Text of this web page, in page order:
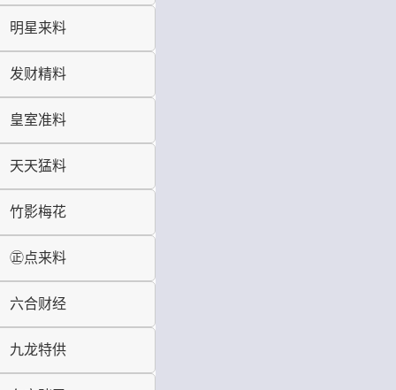
明星来料
发财精料
皇室准料
天天猛料
竹影梅花
㊣点来料
六合财经
九龙特供